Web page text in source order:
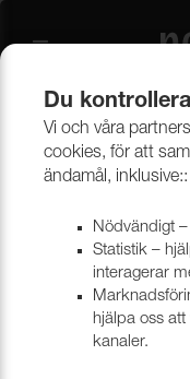
Beklädnadsmaterial
Du
Vi och våra
cookies, för att
ändamål, inklusive::
Nödvändigt
Statistik –
interagerar
hjälpa oss
kanaler.